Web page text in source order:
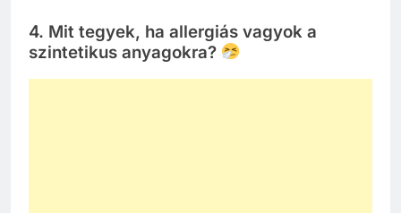
4. Mit tegyek, ha allergiás vagyok a
szintetikus anyagokra?